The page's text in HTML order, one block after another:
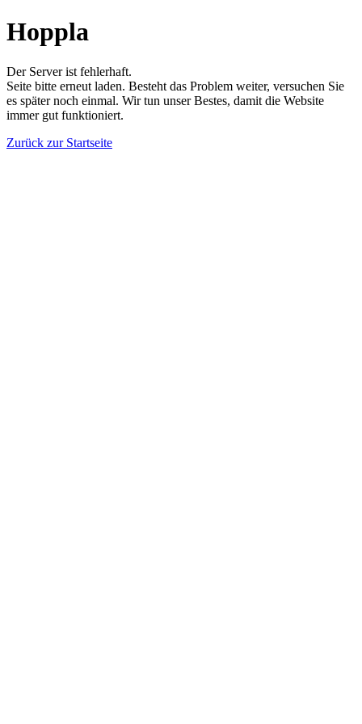
Hoppla
Der Server ist fehlerhaft.
Seite bitte erneut laden. Besteht das Problem weiter, versuchen Sie
es später noch einmal. Wir tun unser Bestes, damit die Website
immer gut funktioniert.
Zurück zur Startseite